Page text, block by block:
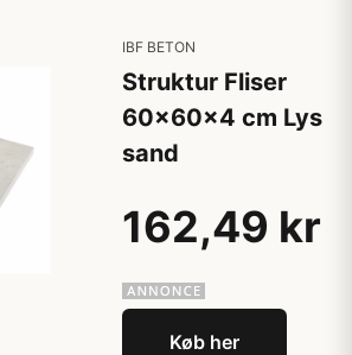
IBF BETON
Struktur Fliser
60x60x4 cm Lys
sand
162,49 kr
Køb her